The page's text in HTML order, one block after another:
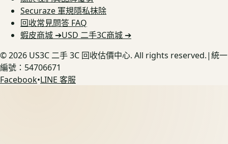
Securaze 軍規隱私抹除
回收常見問答 FAQ
蝦皮商城 ➔USD 二手3C商城 ➔
©2026 US3C 二手 3C 回收估價中心. All rights reserved.|統一
編號：54706671
Facebook•LINE 客服